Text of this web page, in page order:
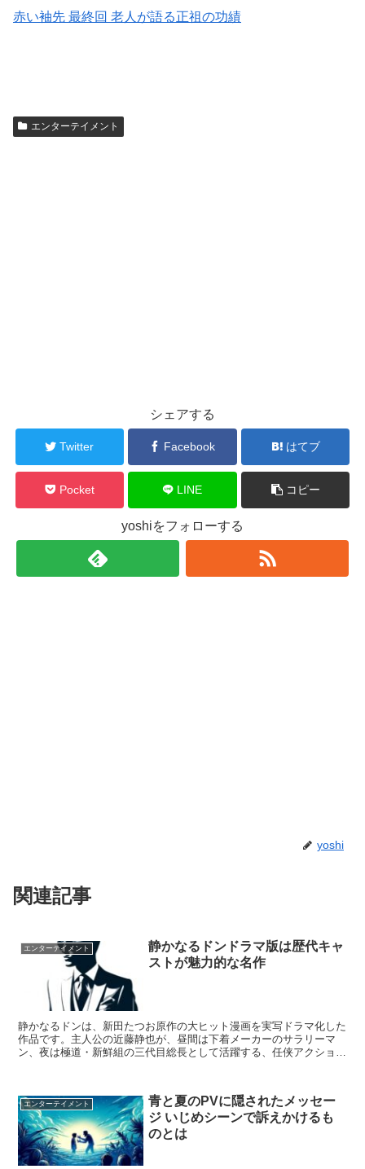
赤い袖先 最終回 老人が語る正祖の功績
エンターテイメント
シェアする
Twitter Facebook はてブ
Pocket LINE コピー
yoshiをフォローする
yoshi
関連記事
エンターテイメント
静かなるドンドラマ版は歴代キャ
ストが魅力的な名作
静かなるドンは、新田たつお原作の大ヒット漫画を実写ドラマ化した
作品です。主人公の近藤静也が、昼間は下着メーカーのサラリーマ
ン、夜は極道・新鮮組の三代目総長として活躍する、任侠アクション
エンターテイメント
青と夏のPVに隠されたメッセー
ジ いじめシーンで訴えかけるも
のとは